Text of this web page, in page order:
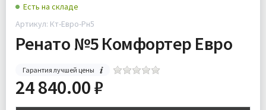
Есть на складе
Артикул: Кт-Евро-Рн5
Ренато №5 Комфортер Евро
Гарантия лучшей цены
24 840.00 ₽